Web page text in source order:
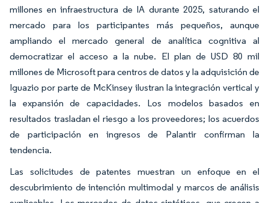
millones en infraestructura de IA durante 2025, saturando el
mercado para los participantes más pequeños, aunque
ampliando el mercado general de analítica cognitiva al
democratizar el acceso a la nube. El plan de USD 80 mil
millones de Microsoft para centros de datos y la adquisición de
Iguazio por parte de McKinsey ilustran la integración vertical y
la expansión de capacidades. Los modelos basados en
resultados trasladan el riesgo a los proveedores; los acuerdos
de participación en ingresos de Palantir confirman la
tendencia.
Las solicitudes de patentes muestran un enfoque en el
descubrimiento de intención multimodal y marcos de análisis